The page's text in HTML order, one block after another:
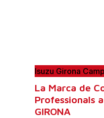
Isuzu Girona
La Marca de
Professionals
GIRONA